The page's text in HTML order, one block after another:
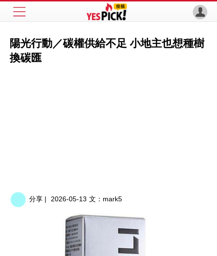
陽光行動／碳權供給不足 小地主也想種樹
換碳匯
分享 | 2026-05-13 文： mark5